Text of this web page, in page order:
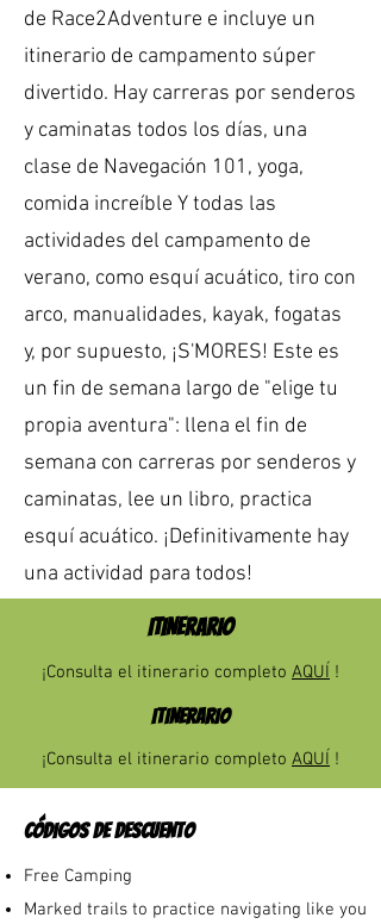
de Race2Adventure e incluye un
itinerario de campamento súper
divertido. Hay carreras por senderos
y caminatas todos los días, una
clase de Navegación 101, yoga,
comida increíble Y todas las
actividades del campamento de
verano, como esquí acuático, tiro con
arco, manualidades, kayak, fogatas
y, por supuesto, ¡S'MORES! Este es
un fin de semana largo de "elige tu
propia aventura": llena el fin de
semana con carreras por senderos y
caminatas, lee un libro, practica
esquí acuático. ¡Definitivamente hay
una actividad para todos!
ITINERARIO
¡Consulta el itinerario completo AQUÍ !
ITINERARIO
¡Consulta el itinerario completo AQUÍ !
CÓDIGOS DE DESCUENTO
Free Camping
Marked trails to practice navigating like you